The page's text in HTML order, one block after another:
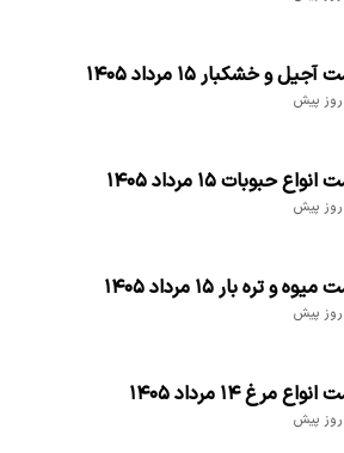
و خشکبار ۱۵ مرداد ۱۴۰۵
حبوبات ۱۵ مرداد ۱۴۰۵
و تره بار ۱۵ مرداد ۱۴۰۵
مرغ ۱۴ مرداد ۱۴۰۵